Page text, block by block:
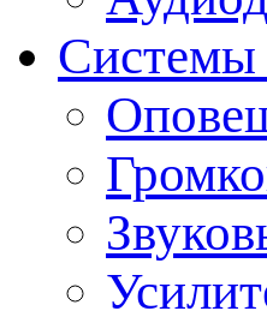
Системы